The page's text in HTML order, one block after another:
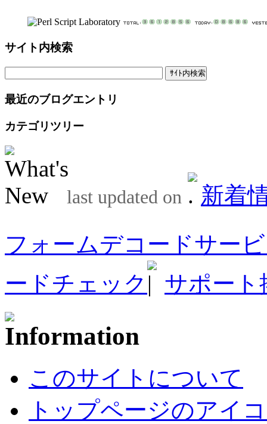
サイト内検索
最近のブログエントリ
カテゴリツリー
last updated on
新着
フォームデコードサー
ードチェック
サポート
このサイトについて
トップページのアイ